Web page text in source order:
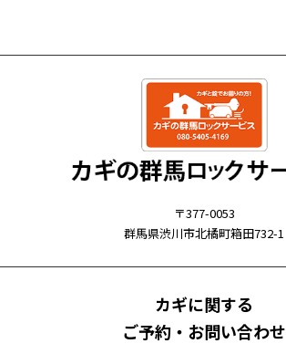
〒377-0053
群馬県渋川市北橘町箱田732-1
カギに関する
ご予約・お問い合わせ